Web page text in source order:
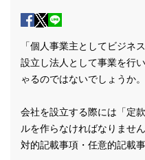
「個人事業主としてビジネ
設立し法人として事業を行
ゃるのではないでしょうか。
会社を設立する際には「定
ルを作らなければなりませ
対的記載事項・任意的記載